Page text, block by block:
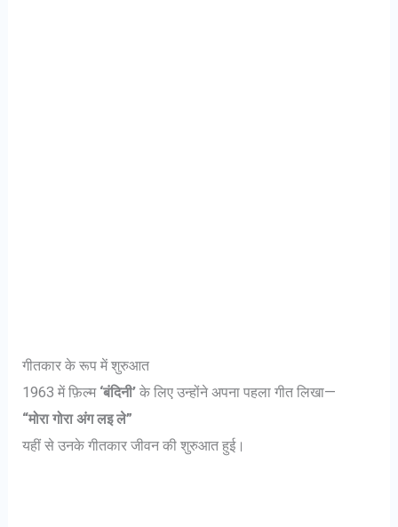
गीतकार के रूप में शुरुआत
1963 में फ़िल्म ‘बंदिनी’ के लिए उन्होंने अपना पहला गीत लिखा—
“मोरा गोरा अंग लइ ले”
यहीं से उनके गीतकार जीवन की शुरुआत हुई।